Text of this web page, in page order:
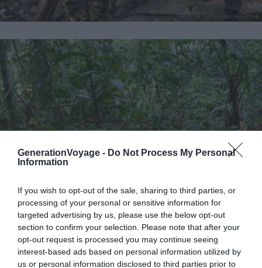
GenerationVoyage - Do Not Process My Personal
Information
If you wish to opt-out of the sale, sharing to third parties, or
processing of your personal or sensitive information for
targeted advertising by us, please use the below opt-out
section to confirm your selection. Please note that after your
opt-out request is processed you may continue seeing
interest-based ads based on personal information utilized by
us or personal information disclosed to third parties prior to